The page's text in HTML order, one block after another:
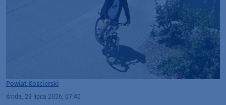
Powiat Kościerski
środa, 29 lipca 2026, 07:40